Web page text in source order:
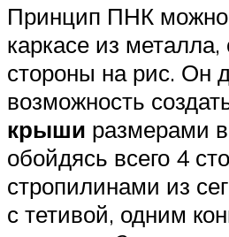
Принцип ПНК
каркасе из металла,
стороны на рис. Он
возможность
крыши размерами
обойдясь всего 4
стропилинами из
с тетивой, одним